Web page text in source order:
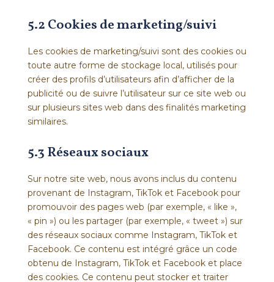
5.2 Cookies de marketing/suivi
Les cookies de marketing/suivi sont des cookies ou
toute autre forme de stockage local, utilisés pour
créer des profils d’utilisateurs afin d’afficher de la
publicité ou de suivre l’utilisateur sur ce site web ou
sur plusieurs sites web dans des finalités marketing
similaires.
5.3 Réseaux sociaux
Sur notre site web, nous avons inclus du contenu
provenant de Instagram, TikTok et Facebook pour
promouvoir des pages web (par exemple, « like »,
« pin ») ou les partager (par exemple, « tweet ») sur
des réseaux sociaux comme Instagram, TikTok et
Facebook. Ce contenu est intégré grâce un code
obtenu de Instagram, TikTok et Facebook et place
des cookies. Ce contenu peut stocker et traiter